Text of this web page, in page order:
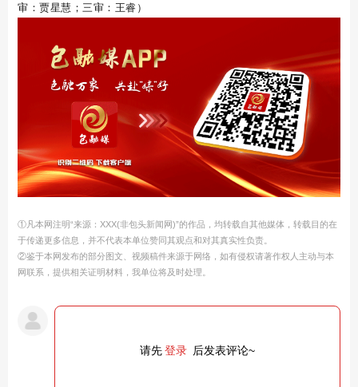
审：贾星慧；三审：王睿）
①凡本网注明“来源：XXX(非包头新闻网)”的作品，均转载自其他媒体，转载目的在
于传递更多信息，并不代表本单位赞同其观点和对其真实性负责。
②鉴于本网发布的部分图文、视频稿件来源于网络，如有侵权请著作权人主动与本
网联系，提供相关证明材料，我单位将及时处理。
请先登录 后发表评论~